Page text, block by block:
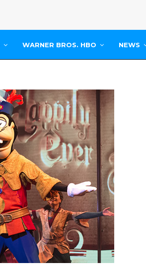
WARNER BROS. HBO NEWS